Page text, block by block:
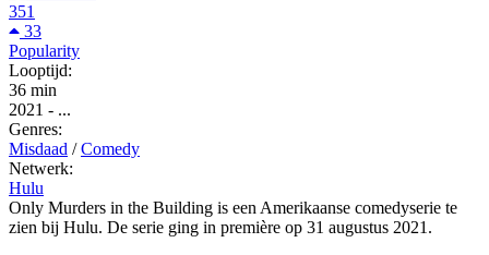
351
33
Popularity
Looptijd:
36 min
2021 - ...
Genres:
Misdaad / Comedy
Netwerk:
Hulu
Only Murders in the Building is een Amerikaanse comedyserie te
zien bij Hulu. De serie ging in première op 31 augustus 2021.